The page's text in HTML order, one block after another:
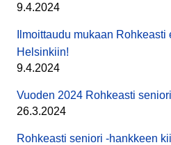
9.4.2024
Ilmoittaudu mukaan
Helsinkiin!
9.4.2024
Vuoden 2024 Rohkeasti
26.3.2024
Rohkeasti seniori -hankkeen